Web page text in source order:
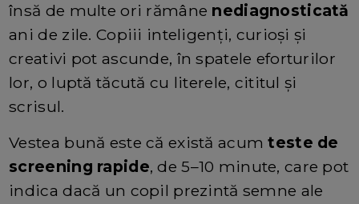
însă de multe ori rămâne nediagnosticată
ani de zile. Copiii inteligenți, curioși și
creativi pot ascunde, în spatele eforturilor
lor, o luptă tăcută cu literele, cititul și
scrisul.
Vestea bună este că există acumteste de
screening rapide, de 5–10 minute, care pot
indica dacă un copil prezintă semne ale